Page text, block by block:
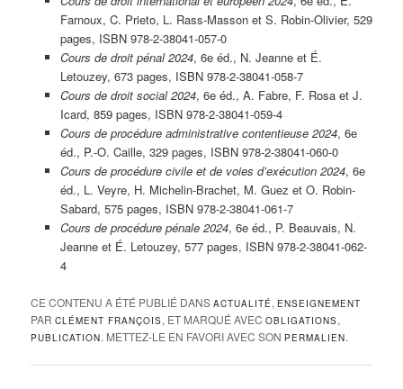
Farnoux, C. Prieto, L. Rass-Masson et S. Robin-Olivier, 529
pages, ISBN 978-2-38041-057-0
Cours de droit pénal 2024, 6e éd., N. Jeanne et É.
Letouzey, 673 pages, ISBN 978-2-38041-058-7
Cours de droit social 2024, 6e éd., A. Fabre, F. Rosa et J.
Icard, 859 pages, ISBN 978-2-38041-059-4
Cours de procédure administrative contentieuse 2024, 6e
éd., P.-O. Caille, 329 pages, ISBN 978-2-38041-060-0
Cours de procédure civile et de voies d’exécution 2024, 6e
éd., L. Veyre, H. Michelin-Brachet, M. Guez et O. Robin-
Sabard, 575 pages, ISBN 978-2-38041-061-7
Cours de procédure pénale 2024, 6e éd., P. Beauvais, N.
Jeanne et É. Letouzey, 577 pages, ISBN 978-2-38041-062-
4
CE CONTENU A ÉTÉ PUBLIÉ DANSACTUALITÉ ,ENSEIGNEMENT
PARCLÉMENT FRANÇOIS, ET MARQUÉ AVECOBLIGATIONS,
PUBLICATION. METTEZ-LE EN FAVORI AVEC SON PERMALIEN.